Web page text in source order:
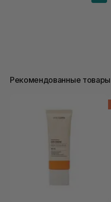
Рекомендованные товары